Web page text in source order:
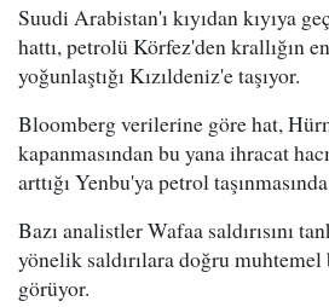
Suudi Arabistan'ı kıyıdan kıyıya
hattı, petrolü Körfez'den krallığın
yoğunlaştığı Kızıldeniz'e taşıyor.
Bloomberg verilerine göre hat,
kapanmasından bu yana ihracat
arttığı Yenbu'ya petrol
Bazı analistler Wafaa saldırısını
yönelik saldırılara doğru
görüyor.